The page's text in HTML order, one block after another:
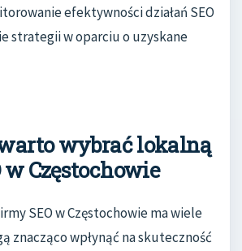
efektywności działań SEO
strategii w oparciu o uzyskane
wybrać lokalną
w Częstochowie
SEO w Częstochowie ma wiele
znacząco wpłynąć na skuteczność